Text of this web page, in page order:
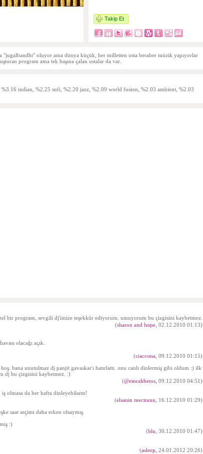
Takip Et
"jugalbandhi" oluyor ama dünya küçük, her milletten usta beraber müzik yapıyorlar
program ama tek başına çalan ustalar da var.
indian, %2.25 sufi, %2.20 jazz, %2.09 world fusion, %2.03 ambient, %2.03
bir program, sevgili dj'imize teşekkür ediyorum. umuyorum bu çizgisini kaybetmez.
(sharon and hope , 02.12.2010 01:13)
olacağı açık.
(ciaccona , 09.12.2010 01:15)
bana unutulmaz dj panjit gavaskar'ı hatırlattı. onu canlı dinlermiş gibi oldum :) ilk
dj bu çizgisini kaybetmez. :)
(@emrahbetos , 09.12.2010 04:51)
olmasa da her hafta dinleyebilsem!
(elsanin mecnunu , 16.12.2010 01:29)
saat seçimi daha erken olsaymış.
:)
(blu , 30.12.2010 01:47)
(asleep , 24.01.2012 20:26)